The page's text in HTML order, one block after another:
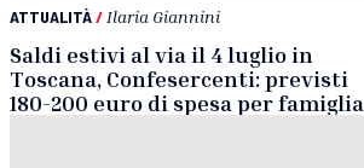
ATTUALITÀ/ Ilaria Giannini
Saldi estivi al via il 4 luglio in
Toscana, Confesercenti: previsti
180-200 euro di spesa per famiglia